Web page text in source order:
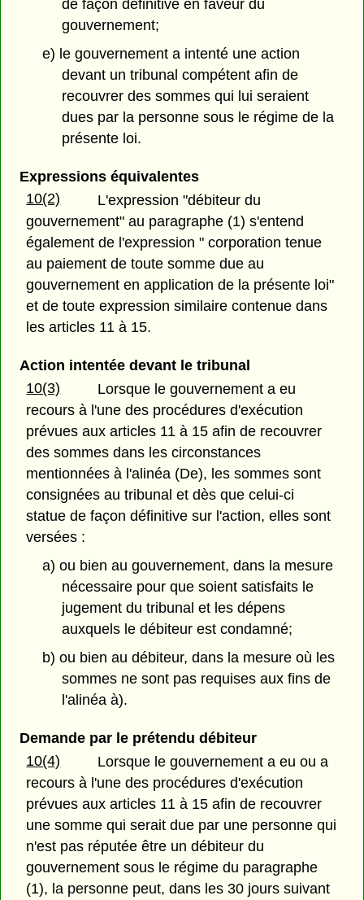
de façon définitive en faveur du
gouvernement;
e) le gouvernement a intenté une action
devant un tribunal compétent afin de
recouvrer des sommes qui lui seraient
dues par la personne sous le régime de la
présente loi.
Expressions équivalentes
10(2)
L'expression "débiteur du
gouvernement" au paragraphe (1) s'entend
également de l'expression " corporation tenue
au paiement de toute somme due au
gouvernement en application de la présente loi"
et de toute expression similaire contenue dans
les articles 11 à 15.
Action intentée devant le tribunal
10(3)
Lorsque le gouvernement a eu
recours à l'une des procédures d'exécution
prévues aux articles 11 à 15 afin de recouvrer
des sommes dans les circonstances
mentionnées à l'alinéa (De), les sommes sont
consignées au tribunal et dès que celui-ci
statue de façon définitive sur l'action, elles sont
versées :
a) ou bien au gouvernement, dans la mesure
nécessaire pour que soient satisfaits le
jugement du tribunal et les dépens
auxquels le débiteur est condamné;
b) ou bien au débiteur, dans la mesure où les
sommes ne sont pas requises aux fins de
l'alinéa à).
Demande par le prétendu débiteur
10(4)
Lorsque le gouvernement a eu ou a
recours à l'une des procédures d'exécution
prévues aux articles 11 à 15 afin de recouvrer
une somme qui serait due par une personne qui
n'est pas réputée être un débiteur du
gouvernement sous le régime du paragraphe
(1), la personne peut, dans les 30 jours suivant